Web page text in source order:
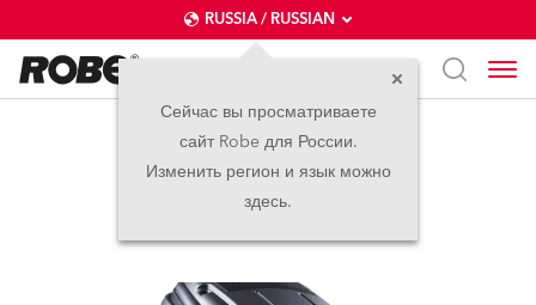
RUSSIA / RUSSIAN
Сейчас вы просматриваете
сайт Robe для России.
Изменить регион и язык можно
здесь.
ColorBeam 700E AT™
прекращено